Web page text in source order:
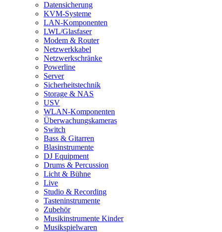
Datensicherung
KVM-Systeme
LAN-Komponenten
LWL/Glasfaser
Modem & Router
Netzwerkkabel
Netzwerkschränke
Powerline
Server
Sicherheitstechnik
Storage & NAS
USV
WLAN-Komponenten
Überwachungskameras
Switch
Bass & Gitarren
Blasinstrumente
DJ Equipment
Drums & Percussion
Licht & Bühne
Live
Studio & Recording
Tasteninstrumente
Zubehör
Musikinstrumente Kinder
Musikspielwaren